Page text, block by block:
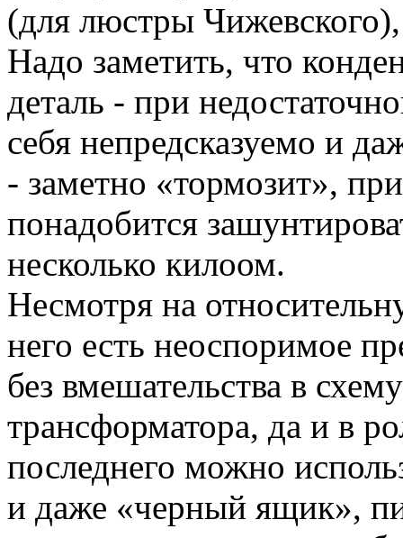
(для люстры Чижевского),
Надо заметить, что
деталь - при
себя непредсказуемо и
- заметно «тормозит»,
понадобится
несколько килоом.
Несмотря на
него есть неоспоримое
без вмешательства в
трансформатора, да и в
последнего можно
и даже «черный ящик»,